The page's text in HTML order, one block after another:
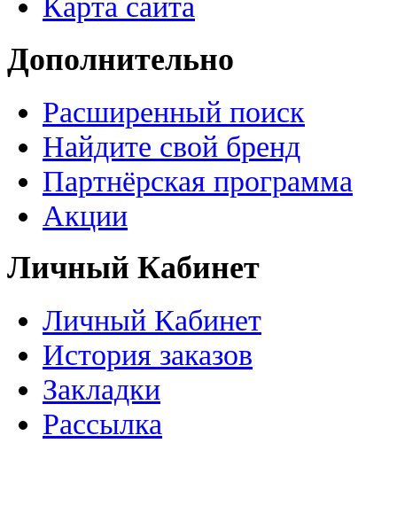
Дополнительно
Расширенный поиск
Найдите свой бренд
Партнёрская программа
Акции
Личный Кабинет
Личный Кабинет
История заказов
Закладки
Рассылка